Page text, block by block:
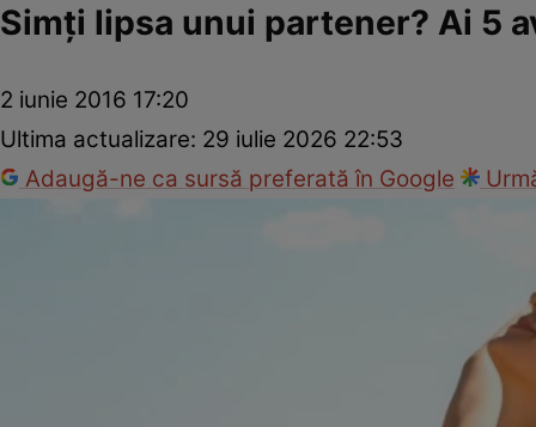
Simţi lipsa unui partener? Ai 5
2 iunie 2016 17:20
Ultima actualizare: 29 iulie 2026 22:53
Adaugă-ne ca sursă preferată în Google